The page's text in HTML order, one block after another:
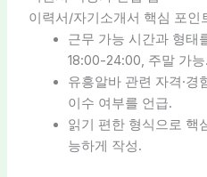
이력서/자기소개서 핵심 포인
근무 가능 시간과 형태
18:00-24:00, 주말 가능.
유흥알바 관련 자격·경
이수 여부를 언급.
읽기 편한 형식으로 핵
능하게 작성.